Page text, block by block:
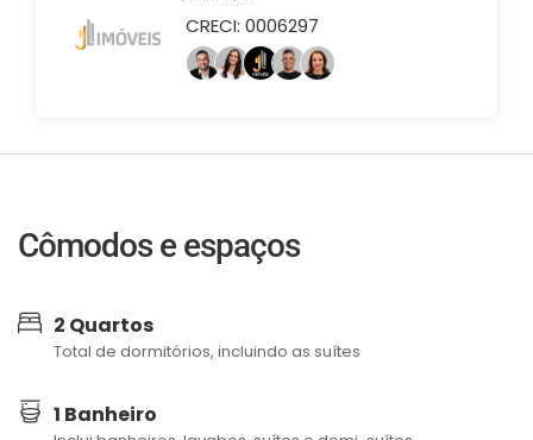
CRECI: 0006297
Cômodos e espaços
2 Quartos
Total de dormitórios, incluindo as suítes
1 Banheiro